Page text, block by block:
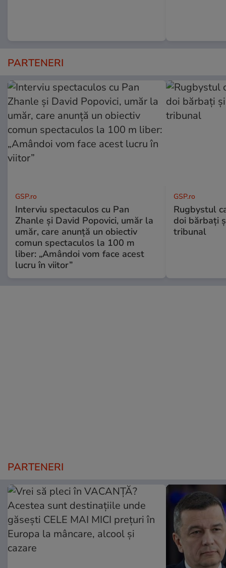
PARTENERI
GSP.ro
Interviu spectaculos cu Pan
Zhanle și David Popovici, umăr la
umăr, care anunță un obiectiv
comun spectaculos la 100 m
liber: „Amândoi vom face acest
lucru în viitor”
GSP.ro
Rugbystul
doi bărbați
tribunal
PARTENERI